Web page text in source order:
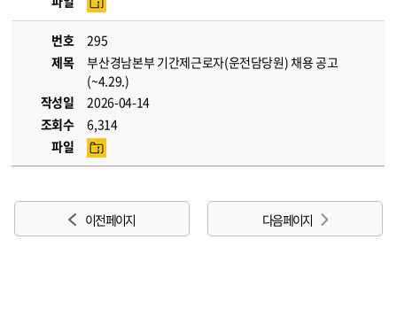
번호
295
제목
부산경남본부 기간제근로자(운전담당원) 채용 공고
(~4.29.)
작성일
2026-04-14
조회수
6,314
파일
이전 페이지 다음 페이지